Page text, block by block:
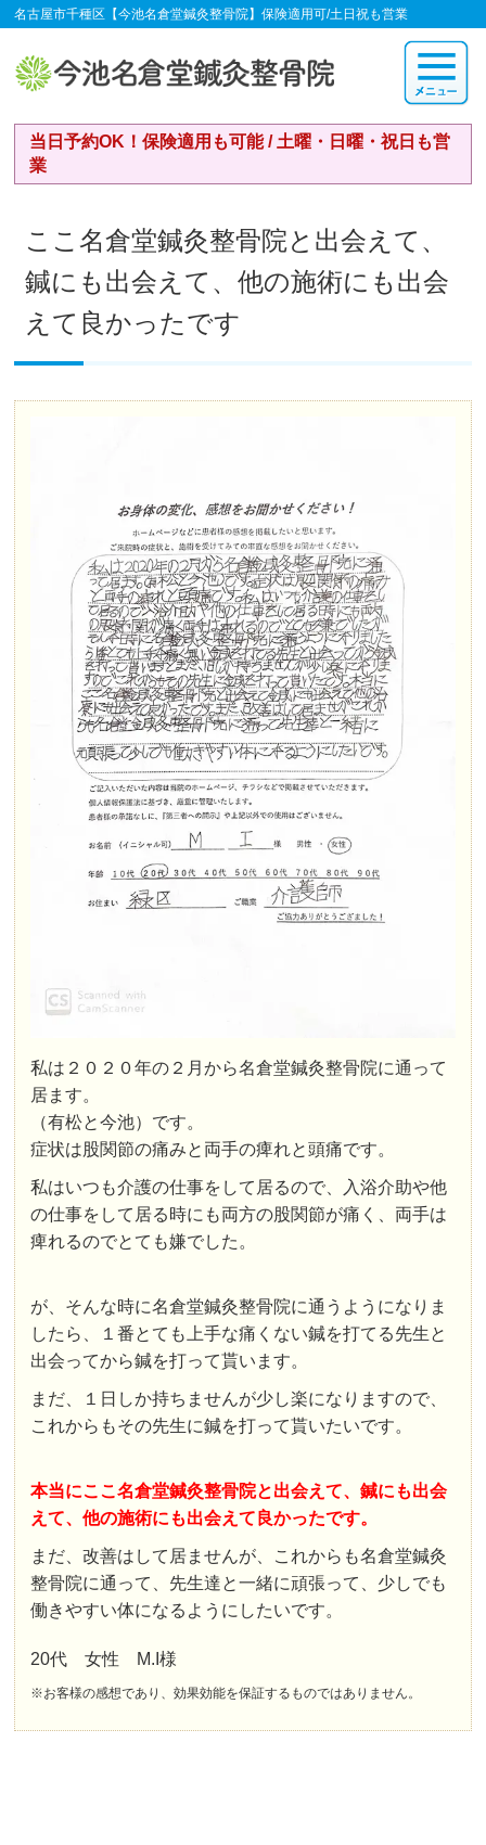
名古屋市千種区【今池名倉堂鍼灸整骨院】保険適用可/土日祝も営業
当日予約OK！保険適用も可能 / 土曜・日曜・祝日も営
業
ここ名倉堂鍼灸整骨院と出会えて、
鍼にも出会えて、他の施術にも出会
えて良かったです
私は２０２０年の２月から名倉堂鍼灸整骨院に通って
居ます。
（有松と今池）です。
症状は股関節の痛みと両手の痺れと頭痛です。
私はいつも介護の仕事をして居るので、入浴介助や他
の仕事をして居る時にも両方の股関節が痛く、両手は
痺れるのでとても嫌でした。
が、そんな時に名倉堂鍼灸整骨院に通うようになりま
したら、１番とても上手な痛くない鍼を打てる先生と
出会ってから鍼を打って貰います。
まだ、１日しか持ちませんが少し楽になりますので、
これからもその先生に鍼を打って貰いたいです。
本当にここ名倉堂鍼灸整骨院と出会えて、鍼にも出会
えて、他の施術にも出会えて良かったです。
まだ、改善はして居ませんが、これからも名倉堂鍼灸
整骨院に通って、先生達と一緒に頑張って、少しでも
働きやすい体になるようにしたいです。
20代 女性 M.I様
※お客様の感想であり、効果効能を保証するものではありません。